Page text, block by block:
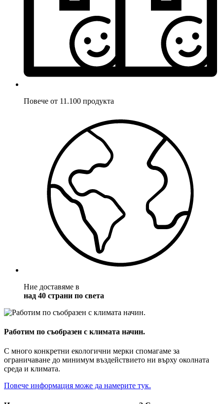
Повече от 11.100 продукта
Ние доставяме в
над 40 страни по света
Работим по съобразен с климата начин.
С много конкретни екологични мерки спомагаме за
ограничаване до минимум въздействието ни върху околната
среда и климата.
Повече информация може да намерите тук.